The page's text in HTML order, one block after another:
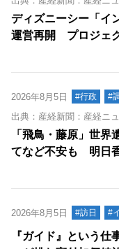
ディズニーシー「イ
運営再開 プロジェ
2026年8月5日 #行政 #
出典：産経新聞：産経ニ
「飛鳥・藤原」世
てなど不安も 明日
2026年8月5日 #訪日 #
『ガイド』という